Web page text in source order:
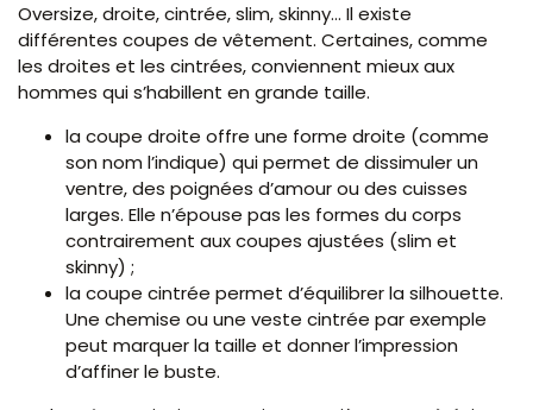
Oversize, droite, cintrée, slim, skinny… Il existe
différentes coupes de vêtement. Certaines, comme
les droites et les cintrées, conviennent mieux aux
hommes qui s’habillent en grande taille.
la coupe droite offre une forme droite (comme
son nom l’indique) qui permet de dissimuler un
ventre, des poignées d’amour ou des cuisses
larges. Elle n’épouse pas les formes du corps
contrairement aux coupes ajustées (slim et
skinny) ;
la coupe cintrée permet d’équilibrer la silhouette.
Une chemise ou une veste cintrée par exemple
peut marquer la taille et donner l’impression
d’affiner le buste.